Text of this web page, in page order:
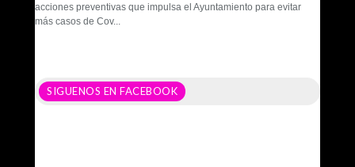
acciones preventivas que impulsa el Ayuntamiento para evitar
más casos de Cov...
SIGUENOS EN FACEBOOK